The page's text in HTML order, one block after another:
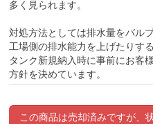
多く見られます。
対処方法としては排水量をバル
工場側の排水能力を上げたりす
タンク新規納入時に事前にお客
方針を決めています。
この商品は売却済みですが、